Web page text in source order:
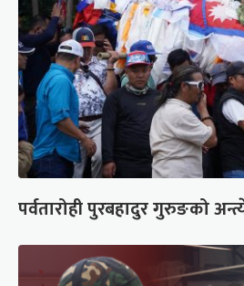
पर्वतारोही पुरबहादुर गुरुङको